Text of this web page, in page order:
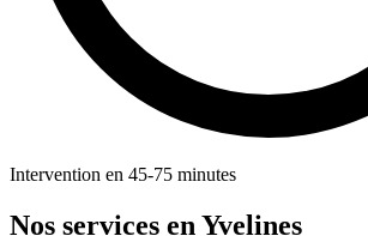
Intervention en 45-75 minutes
Nos services en Yvelines